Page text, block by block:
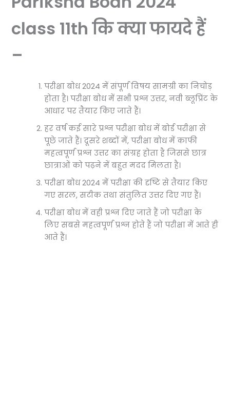
class 11th कि क्या फायदे हैं
–
परीक्षा बोध 2024 में संपूर्ण विषय सामग्री का निचोड़
होता है। परीक्षा बोध में सभी प्रश्न उत्तर, नवी ब्लूप्रिंट के
आधार पर तैयार किए जाते हैं।
हर वर्ष कई सारे प्रश्न परीक्षा बोध में बोर्ड परीक्षा से
पूछे जाते हैं। दूसरे शब्दों में, परीक्षा बोध में काफी
महत्वपूर्ण प्रश्न उत्तर का संग्रह होता है जिससे छात्र
छात्राओं को पढ़ने में बहुत मदद मिलता है।
परीक्षा बोध 2024 में परीक्षा की दृष्टि से तैयार किए
गए सरल, सटीक तथा संतुलित उत्तर दिए गए हैं।
परीक्षा बोध में वही प्रश्न दिए जाते हैं जो परीक्षा के
लिए सबसे महत्वपूर्ण प्रश्न होते हैं जो परीक्षा में आते ही
आते हैं।